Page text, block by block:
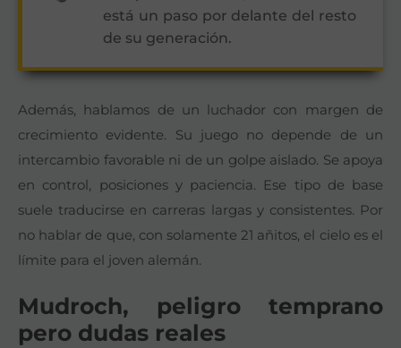
está un paso por delante del resto
de su generación.
Además, hablamos de un luchador con margen de
crecimiento evidente. Su juego no depende de un
intercambio favorable ni de un golpe aislado. Se apoya
en control, posiciones y paciencia. Ese tipo de base
suele traducirse en carreras largas y consistentes. Por
no hablar de que, con solamente 21 añitos, el cielo es el
límite para el joven alemán.
Mudroch, peligro temprano
pero dudas reales